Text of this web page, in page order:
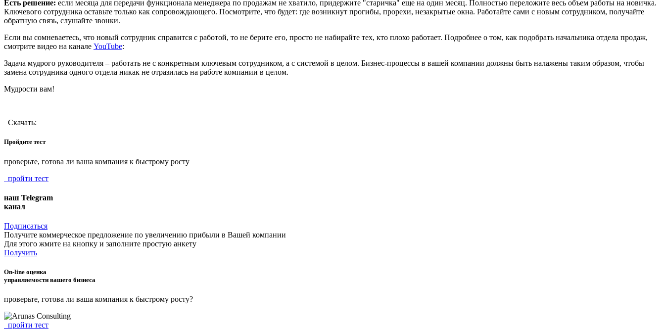
Есть решение: если месяца для передачи функционала менеджера по продажам не хватило, придержите "старичка" еще на один месяц. Полностью переложите весь объем работы на новичка.
Ключевого сотрудника оставьте только как сопровождающего. Посмотрите, что будет: где возникнут прогибы, прорехи, незакрытые окна. Работайте сами с новым сотрудником, получайте
обратную связь, слушайте звонки.
Если вы сомневаетесь, что новый сотрудник справится с работой, то не берите его, просто не набирайте тех, кто плохо работает. Подробнее о том, как подобрать начальника отдела продаж,
смотрите видео на канале YouTube:
Задача мудрого руководителя – работать не с конкретным ключевым сотрудником, а с системой в целом. Бизнес-процессы в вашей компании должны быть налажены таким образом, чтобы
замена сотрудника одного отдела никак не отразилась на работе компании в целом.
Мудрости вам!
Скачать:
Пройдите тест
проверьте, готова ли ваша компания к быстрому росту
пройти тест
наш Telegram
канал
Подписаться
Получите коммерческое предложение по увеличению прибыли в Вашей компании
Для этого жмите на кнопку и заполните простую анкету
Получить
On-line оценка
управляемости вашего бизнеса
проверьте, готова ли ваша компания к быстрому росту?
пройти тест